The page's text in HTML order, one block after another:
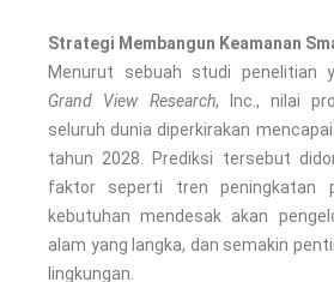
Strategi Membangun Keamanan
Menurut sebuah studi penelitian
Grand View Research, Inc., nilai
seluruh dunia diperkirakan
tahun 2028. Prediksi tersebut
faktor seperti tren peningkatan
kebutuhan mendesak akan
alam yang langka, dan semakin
lingkungan.